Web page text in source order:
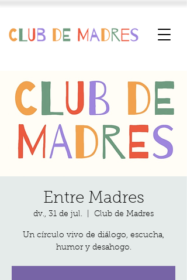
Entre Madres
dv., 31 de jul. Club de Madres
Un círculo vivo de diálogo, escucha,
humor y desahogo.